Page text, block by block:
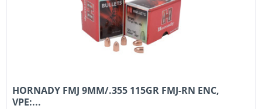
HORNADY FMJ 9MM/.355 115GR FMJ-RN ENC,
VPE:...